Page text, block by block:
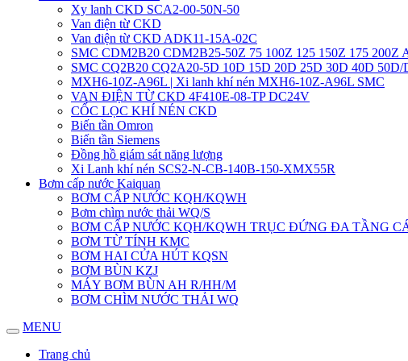
Xy lanh CKD SCA2-00-50N-50
Van điện từ CKD
Van điện từ CKD ADK11-15A-02C
SMC CDM2B20 CDM2B25-50Z 75 100Z 125 150Z 175 200Z
SMC CQ2B20 CQ2A20-5D 10D 15D 20D 25D 30D 40D 50D/
MXH6-10Z-A96L | Xi lanh khí nén MXH6-10Z-A96L SMC
VAN ĐIỆN TỪ CKD 4F410E-08-TP DC24V
CỐC LỌC KHÍ NÉN CKD
Biến tần Omron
Biến tần Siemens
Đồng hồ giám sát năng lượng
Xi Lanh khí nén SCS2-N-CB-140B-150-XMX55R
Bơm cấp nước Kaiquan
BƠM CẤP NƯỚC KQH/KQWH
Bơm chìm nước thải WQ/S
BƠM CẤP NƯỚC KQH/KQWH TRỤC ĐỨNG ĐA TẦNG
BƠM TỪ TÍNH KMC
BƠM HAI CỬA HÚT KQSN
BƠM BÙN KZJ
MÁY BƠM BÙN AH R/HH/M
BƠM CHÌM NƯỚC THẢI WQ
MENU
Trang chủ